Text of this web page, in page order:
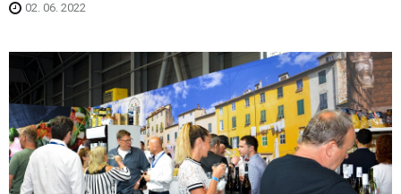
02. 06. 2022